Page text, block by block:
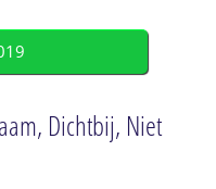
Dichtbij, Niet